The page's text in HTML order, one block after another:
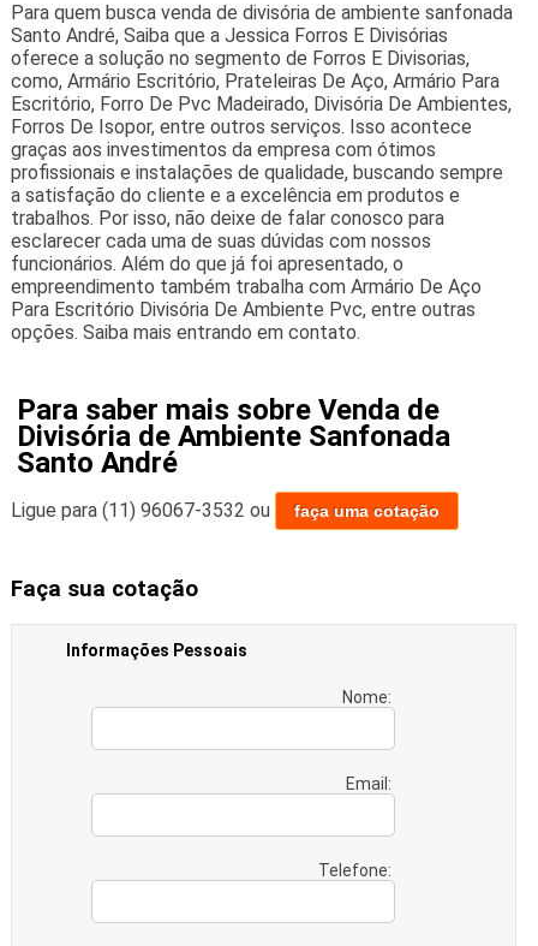
Para quem busca venda de divisória de ambiente sanfonada
Santo André, Saiba que a Jessica Forros E Divisórias
oferece a solução no segmento de Forros E Divisorias,
como, Armário Escritório, Prateleiras De Aço, Armário Para
Escritório, Forro De Pvc Madeirado, Divisória De Ambientes,
Forros De Isopor, entre outros serviços. Isso acontece
graças aos investimentos da empresa com ótimos
profissionais e instalações de qualidade, buscando sempre
a satisfação do cliente e a excelência em produtos e
trabalhos. Por isso, não deixe de falar conosco para
esclarecer cada uma de suas dúvidas com nossos
funcionários. Além do que já foi apresentado, o
empreendimento também trabalha com Armário De Aço
Para Escritório Divisória De Ambiente Pvc, entre outras
opções. Saiba mais entrando em contato.
Para saber mais sobre Venda de
Divisória de Ambiente Sanfonada
Santo André
Ligue para (11) 96067-3532 ou faça uma cotação
Faça sua cotação
Informações Pessoais
Nome:
Email:
Telefone: